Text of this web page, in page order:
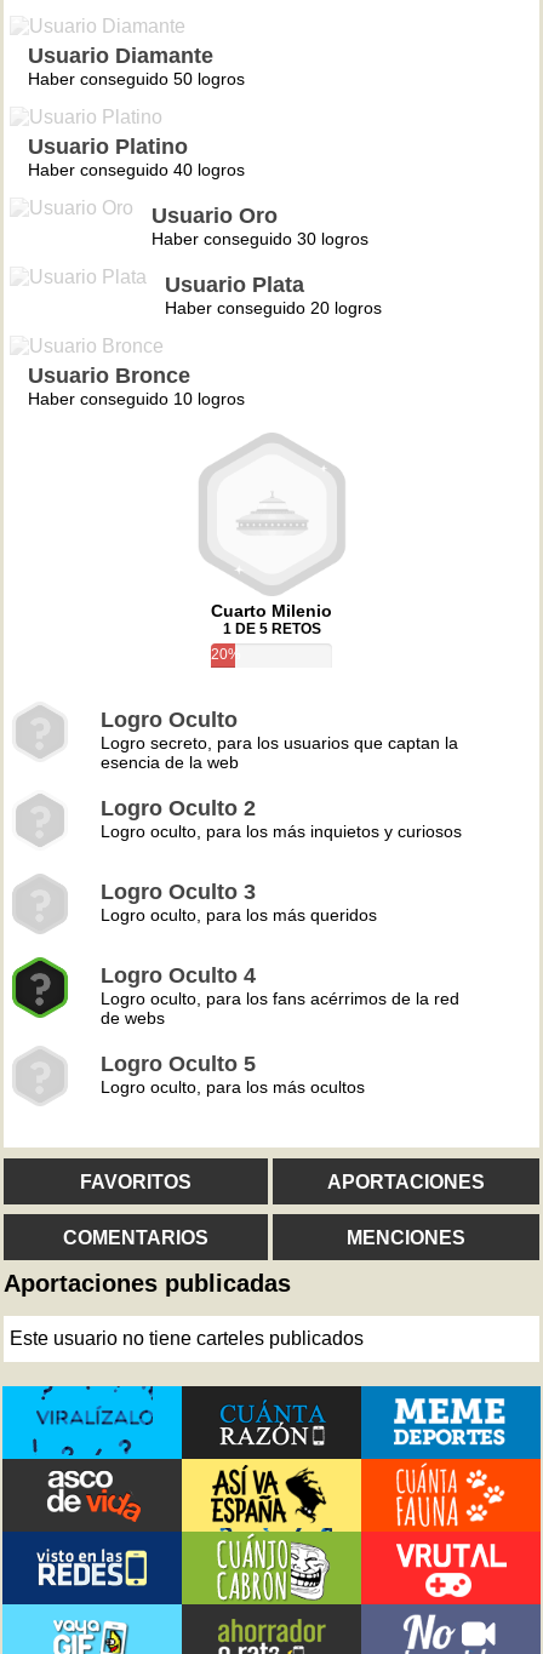
Usuario Diamante
Haber conseguido 50 logros
Usuario Platino
Haber conseguido 40 logros
Usuario Oro
Haber conseguido 30 logros
Usuario Plata
Haber conseguido 20 logros
Usuario Bronce
Haber conseguido 10 logros
Cuarto Milenio
1 DE 5 RETOS
20%
Logro Oculto
Logro secreto, para los usuarios que captan la
esencia de la web
Logro Oculto 2
Logro oculto, para los más inquietos y curiosos
Logro Oculto 3
Logro oculto, para los más queridos
Logro Oculto 4
Logro oculto, para los fans acérrimos de la red
de webs
Logro Oculto 5
Logro oculto, para los más ocultos
FAVORITOS APORTACIONES
COMENTARIOS MENCIONES
Aportaciones publicadas
Este usuario no tiene carteles publicados